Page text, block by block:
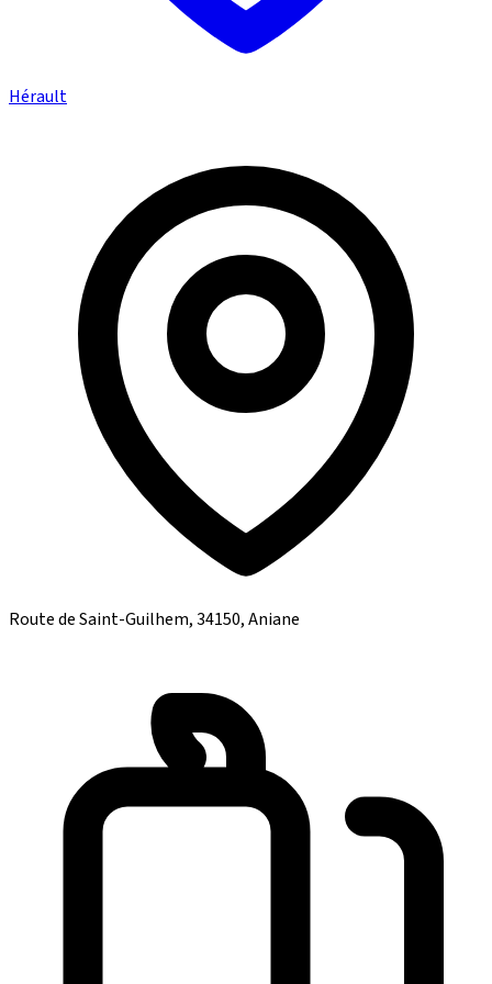
Hérault
Route de Saint-Guilhem, 34150, Aniane